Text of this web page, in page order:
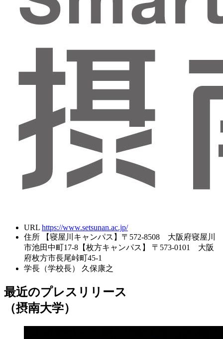
URL https://www.setsunan.ac.jp/
住所
【寝屋川キャンパス】〒572-8508 大阪府寝屋川
市池田中町17-8【枚方キャンパス】 〒573-0101 大阪
府枚方市長尾峠町45-1
学長（学校長）
久保康之
最近のプレスリリース
（摂南大学）